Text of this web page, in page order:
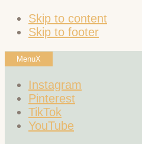
Skip to content
Skip to footer
MenuX
Instagram
Pinterest
TikTok
YouTube